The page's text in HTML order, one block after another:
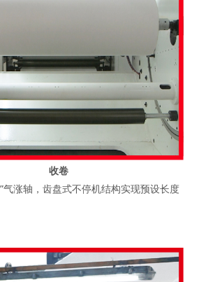
收卷
气涨轴，齿盘式不停机结构实现预设长度